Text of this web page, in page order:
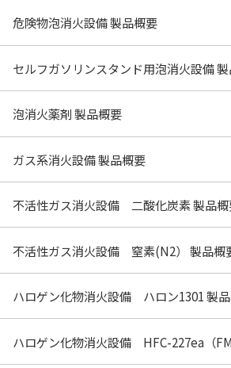
危険物泡消火設備 製品概要
セルフガソリンスタンド用泡消火設備
泡消火薬剤 製品概要
ガス系消火設備 製品概要
不活性ガス消火設備 二酸化炭素 製品
不活性ガス消火設備 窒素(N2） 製品概
ハロゲン化物消火設備 ハロン1301 製
ハロゲン化物消火設備 HFC-227ea（